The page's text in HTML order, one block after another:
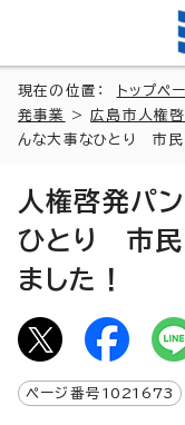
現在の位置： トップペ
発事業
>広島市人権啓
んな大事なひとり 市民
人権啓発パ
ひとり 市民
ました！
ページ番号 1021673